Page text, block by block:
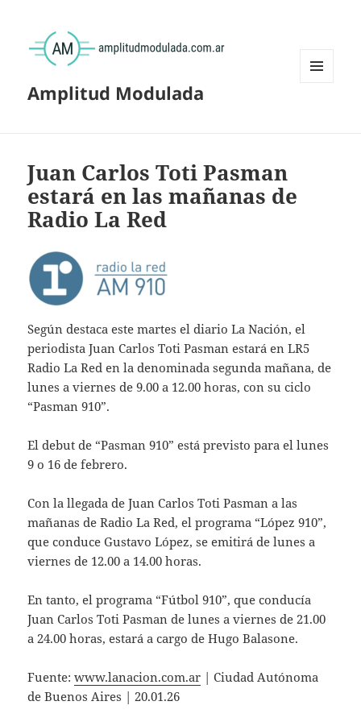
Amplitud Modulada
Juan Carlos Toti Pasman
estará en las mañanas de
Radio La Red
Según destaca este martes el diario La Nación, el
periodista Juan Carlos Toti Pasman estará en LR5
Radio La Red en la denominada segunda mañana, de
lunes a viernes de 9.00 a 12.00 horas, con su ciclo
“Pasman 910”.
El debut de “Pasman 910” está previsto para el lunes
9 o 16 de febrero.
Con la llegada de Juan Carlos Toti Pasman a las
mañanas de Radio La Red, el programa “López 910”,
que conduce Gustavo López, se emitirá de lunes a
viernes de 12.00 a 14.00 horas.
En tanto, el programa “Fútbol 910”, que conducía
Juan Carlos Toti Pasman de lunes a viernes de 21.00
a 24.00 horas, estará a cargo de Hugo Balasone.
Fuente:www.lanacion.com.ar | Ciudad Autónoma
de Buenos Aires | 20.01.26